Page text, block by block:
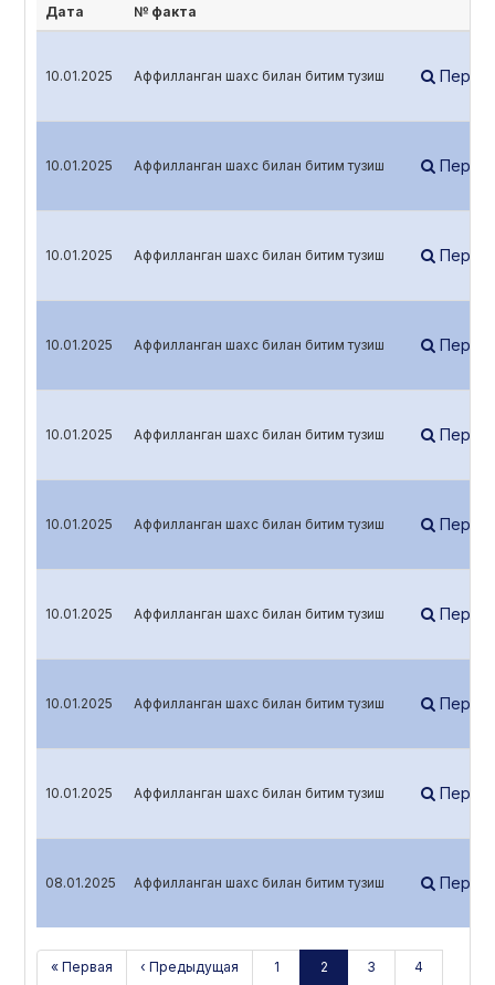
Дата № факта
10.01.2025 Аффилланган шахс билан битим тузиш
10.01.2025 Аффилланган шахс билан битим тузиш
10.01.2025 Аффилланган шахс билан битим тузиш
10.01.2025 Аффилланган шахс билан битим тузиш
10.01.2025 Аффилланган шахс билан битим тузиш
10.01.2025 Аффилланган шахс билан битим тузиш
10.01.2025 Аффилланган шахс билан битим тузиш
10.01.2025 Аффилланган шахс билан битим тузиш
10.01.2025 Аффилланган шахс билан битим тузиш
08.01.2025 Аффилланган шахс билан битим тузиш
« Первая ‹ Предыдущая 1 2 3 4